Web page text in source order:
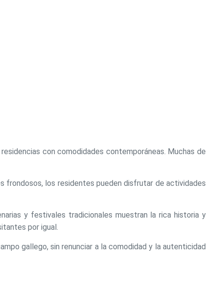
con comodidades contemporáneas. Muchas de
frondosos, los residentes pueden disfrutar de actividades
y festivales tradicionales muestran la rica historia y
por igual.
gallego, sin renunciar a la comodidad y la autenticidad